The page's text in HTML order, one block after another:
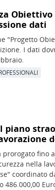
Obiettivo
dati
"Progetto
I dati
piano
prorogato fino
nella
coordinato
486.000,00